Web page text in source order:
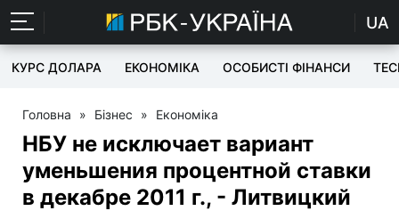
UA
КУРС ДОЛАРА ЕКОНОМІКА ОСОБИСТІ ФІНАНСИ
Головна » Бізнес » Економіка
НБУ не исключает вариант
уменьшения процентной ставки
в декабре 2011 г., - Литвицкий